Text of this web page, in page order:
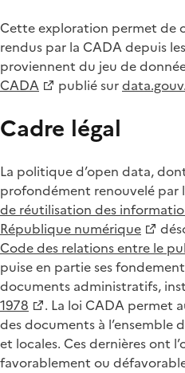
Cette exploration permet de
rendus par la CADA depuis
proviennent du jeu de
CADA
publié sur
Cadre légal
La politique d’open data,
profondément renouvelé par
de réutilisation des
République numérique
Code des relations entre le
puise en partie ses
documents administratifs,
1978
. La loi CADA permet
des documents à l’ensemble
et locales. Ces dernières ont
favorablement ou